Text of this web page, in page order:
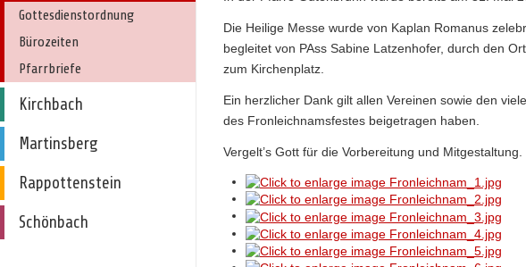
Gottesdienstordnung
Bürozeiten
Pfarrbriefe
Kirchbach
Martinsberg
Rappottenstein
Schönbach
Die Heilige Messe wurde von Kaplan Romanus
begleitet von PAss Sabine Latzenhofer, durch den
zum Kirchenplatz.
Ein herzlicher Dank gilt allen Vereinen sowie den
des Fronleichnamsfestes beigetragen haben.
Vergelt’s Gott für die Vorbereitung und Mitgestaltung.